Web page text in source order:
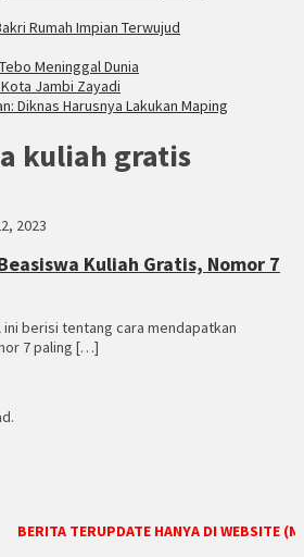
Rumah Impian Terwujud
Meninggal Dunia
Diknas Harusnya Lakukan Maping
kuliah gratis
2023
Kuliah Gratis, Nomor 7
berisi tentang cara mendapatkan
7 paling […]
BERITA TERUPDATE HANYA DI WEBSITE